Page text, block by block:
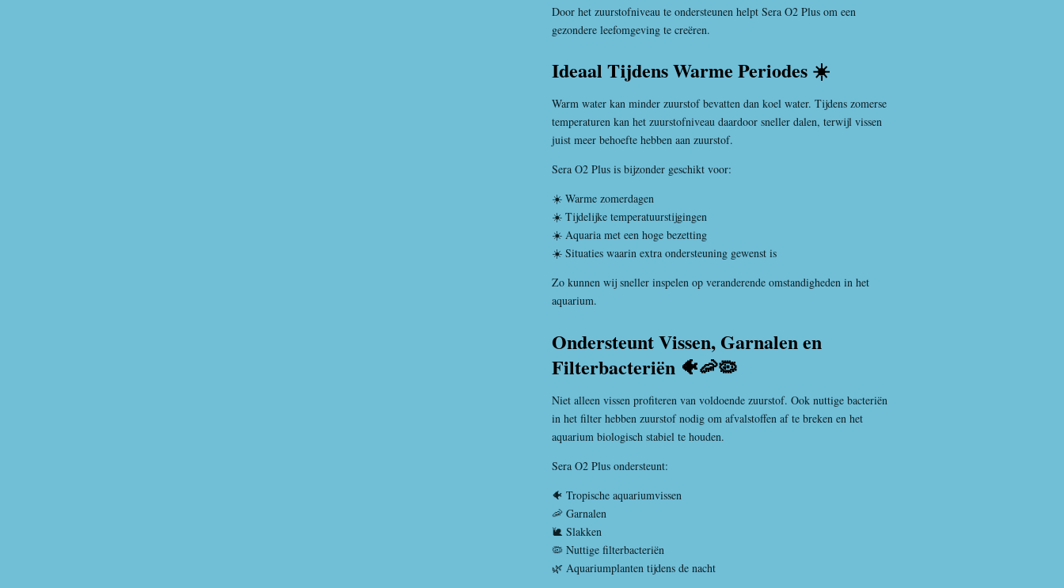
Door het zuurstofniveau te ondersteunen helpt Sera O2 Plus om een
gezondere leefomgeving te creëren.
Ideaal Tijdens Warme Periodes ☀️
Warm water kan minder zuurstof bevatten dan koel water. Tijdens zomerse
temperaturen kan het zuurstofniveau daardoor sneller dalen, terwijl vissen
juist meer behoefte hebben aan zuurstof.
Sera O2 Plus is bijzonder geschikt voor:
☀️ Warme zomerdagen
☀️ Tijdelijke temperatuurstijgingen
☀️ Aquaria met een hoge bezetting
☀️ Situaties waarin extra ondersteuning gewenst is
Zo kunnen wij sneller inspelen op veranderende omstandigheden in het
aquarium.
Ondersteunt Vissen, Garnalen en
Filterbacteriën 🐠🦐🦠
Niet alleen vissen profiteren van voldoende zuurstof. Ook nuttige bacteriën
in het filter hebben zuurstof nodig om afvalstoffen af te breken en het
aquarium biologisch stabiel te houden.
Sera O2 Plus ondersteunt:
🐠 Tropische aquariumvissen
🦐 Garnalen
🐌 Slakken
🦠 Nuttige filterbacteriën
🌿 Aquariumplanten tijdens de nacht